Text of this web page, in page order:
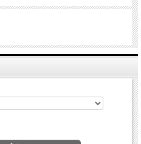
と、500mm～750mmとございます。